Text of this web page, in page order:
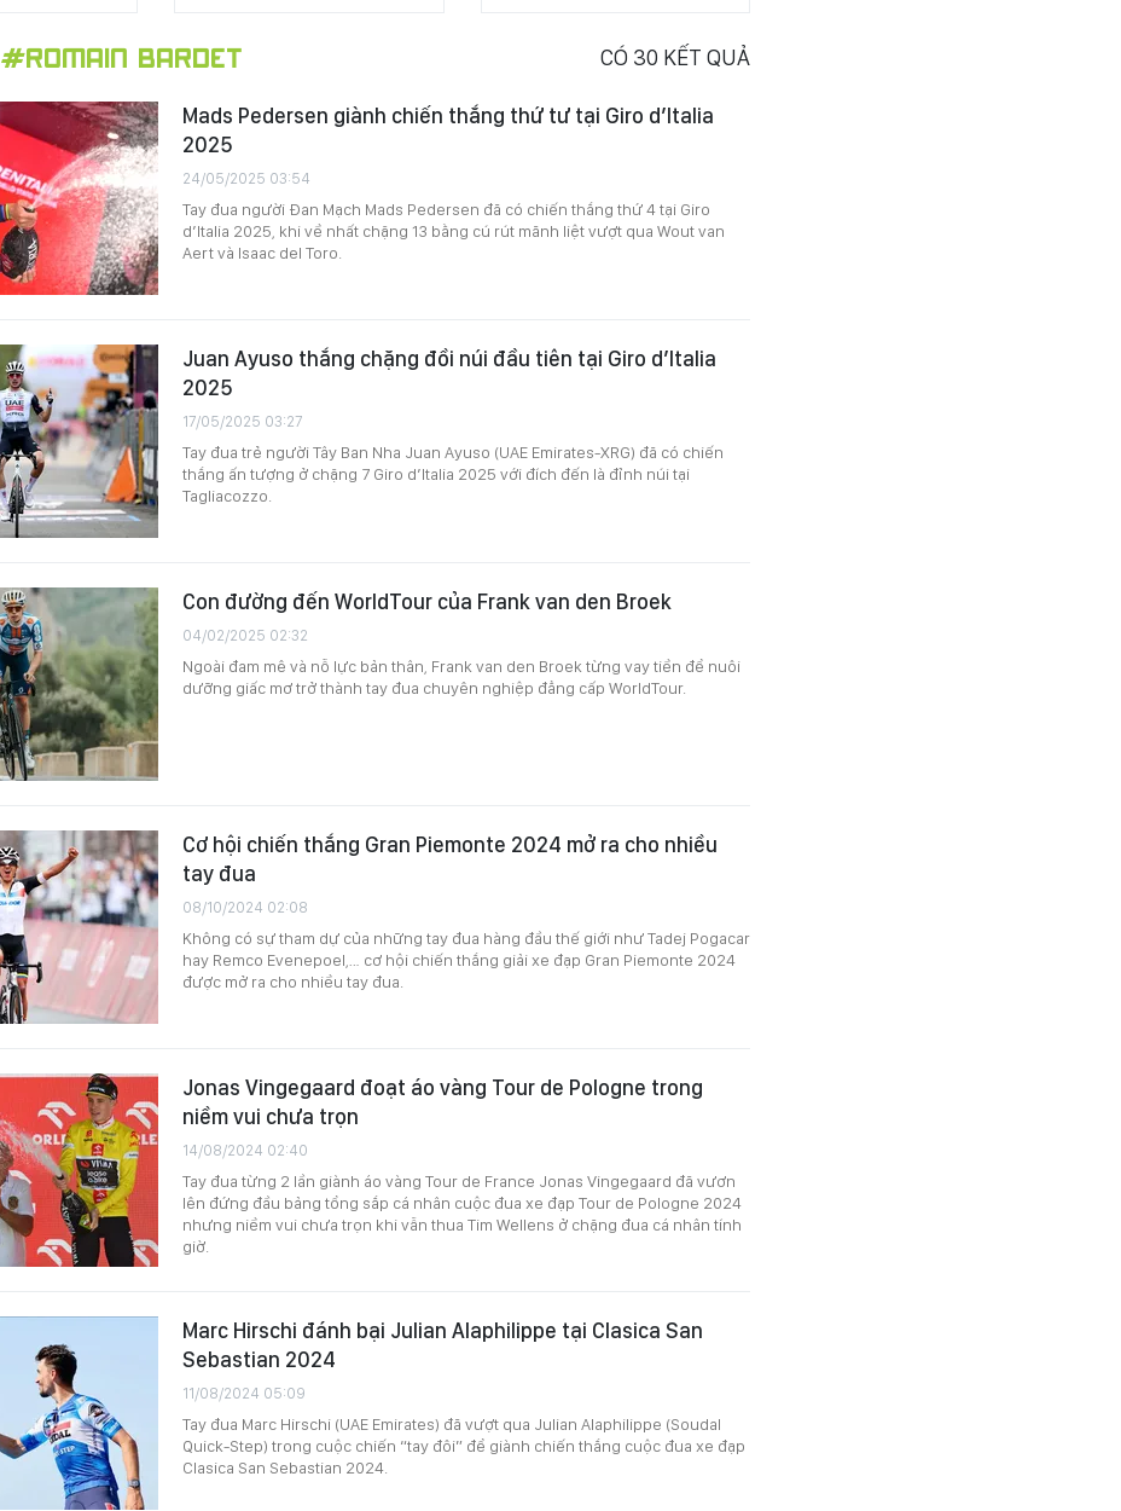
#ROMAIN BARDET CÓ 30 KẾT QUẢ
Mads Pedersen giành chiến thắng thứ tư tại Giro d’Italia
2025
24/05/2025 03:54
Tay đua người Đan Mạch Mads Pedersen đã có chiến thắng thứ 4 tại Giro
d’Italia 2025, khi về nhất chặng 13 bằng cú rút mãnh liệt vượt qua Wout van
Aert và Isaac del Toro.
Juan Ayuso thắng chặng đồi núi đầu tiên tại Giro d’Italia
2025
17/05/2025 03:27
Tay đua trẻ người Tây Ban Nha Juan Ayuso (UAE Emirates-XRG) đã có chiến
thắng ấn tượng ở chặng 7 Giro d’Italia 2025 với đích đến là đỉnh núi tại
Tagliacozzo.
Con đường đến WorldTour của Frank van den Broek
04/02/2025 02:32
Ngoài đam mê và nỗ lực bản thân, Frank van den Broek từng vay tiền để nuôi
dưỡng giấc mơ trở thành tay đua chuyên nghiệp đẳng cấp WorldTour.
Cơ hội chiến thắng Gran Piemonte 2024 mở ra cho nhiều
tay đua
08/10/2024 02:08
Không có sự tham dự của những tay đua hàng đầu thế giới như Tadej Pogacar
hay Remco Evenepoel,… cơ hội chiến thắng giải xe đạp Gran Piemonte 2024
được mở ra cho nhiều tay đua.
Jonas Vingegaard đoạt áo vàng Tour de Pologne trong
niềm vui chưa trọn
14/08/2024 02:40
Tay đua từng 2 lần giành áo vàng Tour de France Jonas Vingegaard đã vươn
lên đứng đầu bảng tổng sắp cá nhân cuộc đua xe đạp Tour de Pologne 2024
nhưng niềm vui chưa trọn khi vẫn thua Tim Wellens ở chặng đua cá nhân tính
giờ.
Marc Hirschi đánh bại Julian Alaphilippe tại Clasica San
Sebastian 2024
11/08/2024 05:09
Tay đua Marc Hirschi (UAE Emirates) đã vượt qua Julian Alaphilippe (Soudal
Quick-Step) trong cuộc chiến “tay đôi” để giành chiến thắng cuộc đua xe đạp
Clasica San Sebastian 2024.